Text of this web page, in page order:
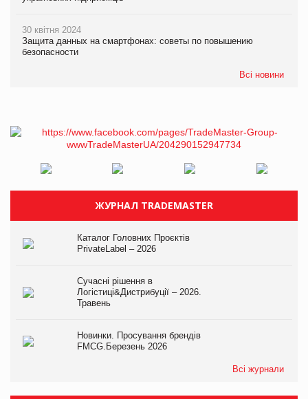
30 квітня 2024
Защита данных на смартфонах: советы по повышению
безопасности
Всі новини
ЖУРНАЛ TRADEMASTER
Каталог Головних Проєктів
PrivateLabel – 2026
Сучасні рішення в
Логістиці&Дистрибуції – 2026.
Травень
Новинки. Просування брендів
FMCG.Березень 2026
Всі журнали